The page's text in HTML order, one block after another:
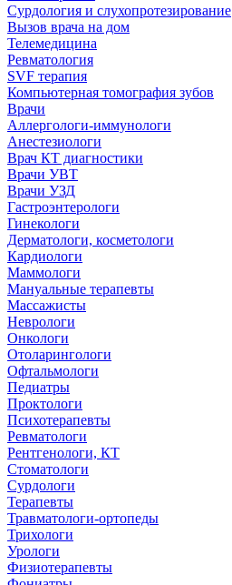
Сурдология и слухопротезирование
Вызов врача на дом
Телемедицина
Ревматология
SVF терапия
Компьютерная томография зубов
Врачи
Аллергологи-иммунологи
Анестезиологи
Врач КТ диагностики
Врачи УВТ
Врачи УЗД
Гастроэнтерологи
Гинекологи
Дерматологи, косметологи
Кардиологи
Маммологи
Мануальные терапевты
Массажисты
Неврологи
Онкологи
Отоларингологи
Офтальмологи
Педиатры
Проктологи
Психотерапевты
Ревматологи
Рентгенологи, КТ
Стоматологи
Сурдологи
Терапевты
Травматологи-ортопеды
Трихологи
Урологи
Физиотерапевты